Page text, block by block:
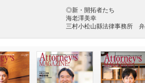
◎新・開拓者たち
海老澤美幸
三村小松山縣法律事務所